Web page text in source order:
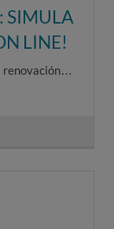
SIMULA
LINE!
renovación
es un